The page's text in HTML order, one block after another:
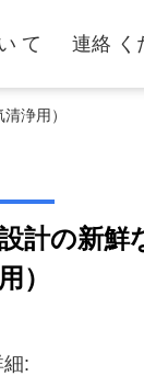
て 連絡 く
浄用）
計の新鮮
）
細: